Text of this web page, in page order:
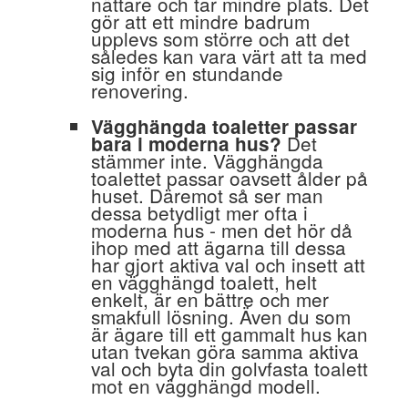
gör att ett mindre badrum
upplevs som större och att det
således kan vara värt att ta med
sig inför en stundande
renovering.
Vägghängda toaletter passar
bara i moderna hus? Det
stämmer inte. Vägghängda
toalettet passar oavsett ålder på
huset. Däremot så ser man
dessa betydligt mer ofta i
moderna hus - men det hör då
ihop med att ägarna till dessa
har gjort aktiva val och insett att
en vägghängd toalett, helt
enkelt, är en bättre och mer
smakfull lösning. Även du som
är ägare till ett gammalt hus kan
utan tvekan göra samma aktiva
val och byta din golvfasta toalett
mot en vägghängd modell.